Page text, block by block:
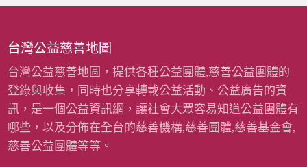
台灣公益慈善地圖
台灣公益慈善地圖，提供各種公益團體,慈善公益團體的
登錄與收集，同時也分享轉載公益活動、公益廣告的資
訊，是一個公益資訊網，讓社會大眾容易知道公益團體有
哪些，以及分佈在全台的慈善機構,慈善團體,慈善基金會,
慈善公益團體等等。